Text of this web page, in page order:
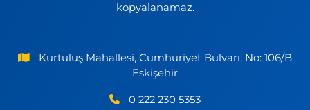
kopyalanamaz.
Kurtuluş Mahallesi, Cumhuriyet Bulvarı, No: 106/B
Eskişehir
0 222 230 5353